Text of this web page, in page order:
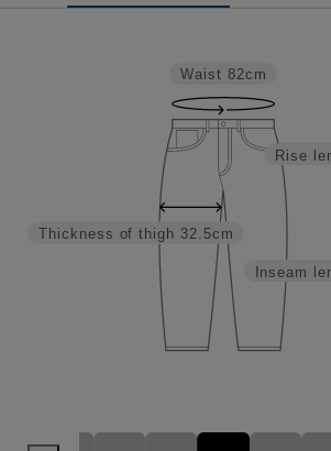
Inseam
Rise
Thickness of thigh 32.5cm
Waist 82cm